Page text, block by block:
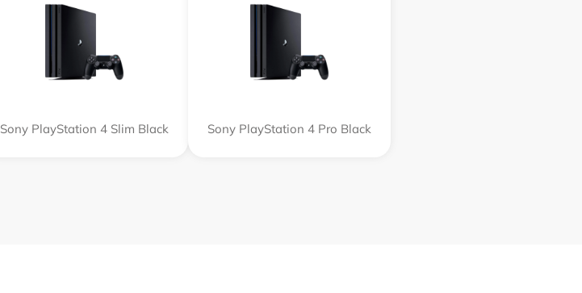
Sony PlayStation 4 Slim Black Sony PlayStation 4 Pro Black